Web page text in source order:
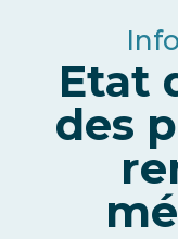
Etat
des